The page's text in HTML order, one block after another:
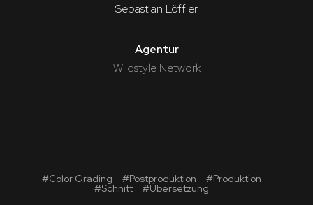
Sebastian Löffler
Agentur
Wildstyle Network
#Color Grading #Postproduktion #Produktion
#Schnitt #Übersetzung